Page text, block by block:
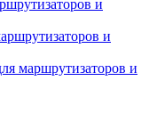
и
и
маршрутизаторов и